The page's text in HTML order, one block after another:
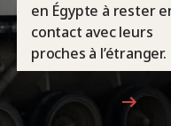
en Égypte à rester
contact avec leurs
proches à l’étranger.